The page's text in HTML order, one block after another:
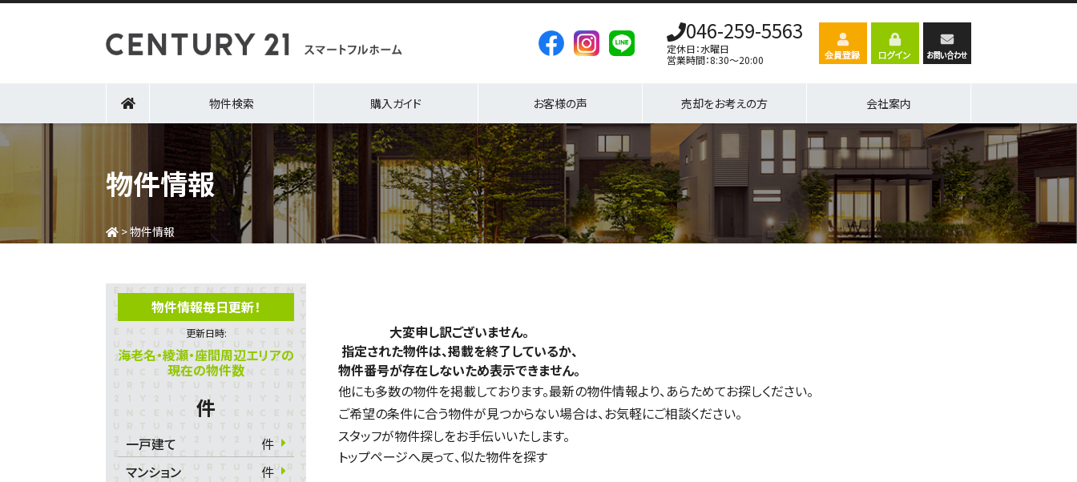
046-259-5563
定休日：水曜日
営業時間：8:30～20:00
物件検索 購入ガイド お客様の声 売却をお考えの方 会社案内
物件情報
>物件情報
物件情報毎日更新！
更新日時:
海老名・綾瀬・座間周辺エリアの
現在の物件数
件
一戸建て
件
マンション
件
大変申し訳ございません。
指定された物件は、掲載を終了しているか、
物件番号が存在しないため表示できません。
他にも多数の物件を掲載しております。最新の物件情報より、あらためてお探しください。
ご希望の条件に合う物件が見つからない場合は、お気軽にご相談ください。
スタッフが物件探しをお手伝いいたします。
トップページへ戻って、似た物件を探す